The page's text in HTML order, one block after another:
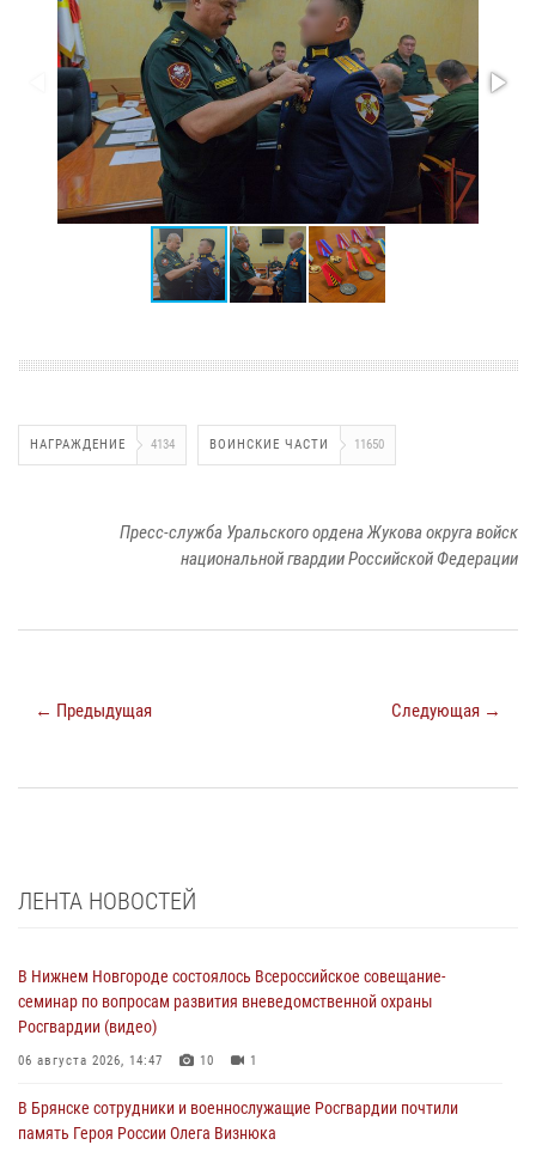
НАГРАЖДЕНИЕ 4134 ВОИНСКИЕ ЧАСТИ 11650
Пресс-служба Уральского ордена Жукова округа войск
национальной гвардии Российской Федерации
← Предыдущая Следующая →
ЛЕНТА НОВОСТЕЙ
В Нижнем Новгороде состоялось Всероссийское совещание-
семинар по вопросам развития вневедомственной охраны
Росгвардии (видео)
06 августа 2026, 14:47 10 1
В Брянске сотрудники и военнослужащие Росгвардии почтили
память Героя России Олега Визнюка